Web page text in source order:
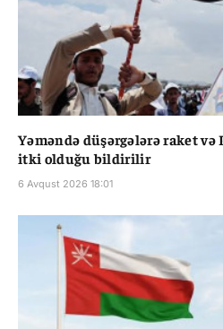
Yəməndə düşərgələrə raket və
itki olduğu bildirilir
6 Avqust 2026 18:01